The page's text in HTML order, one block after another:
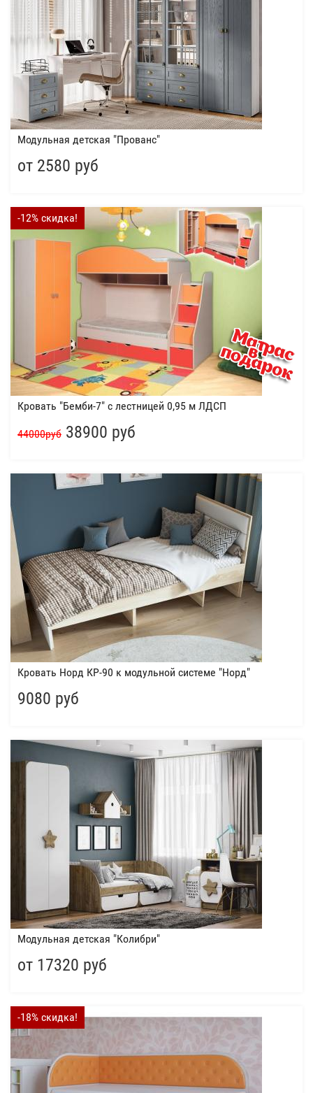
Модульная детская "Прованс"
от 2580 руб
-12% скидка!
Кровать "Бемби-7" с лестницей 0,95 м ЛДСП
44000руб 38900 руб
Кровать Норд КР-90 к модульной системе "Норд"
9080 руб
Модульная детская "Колибри"
от 17320 руб
-18% скидка!